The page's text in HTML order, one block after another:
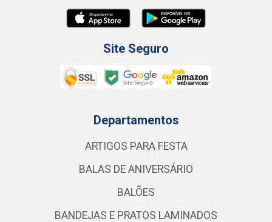
Site Seguro
Departamentos
ARTIGOS PARA FESTA
BALAS DE ANIVERSÁRIO
BALÕES
BANDEJAS E PRATOS LAMINADOS